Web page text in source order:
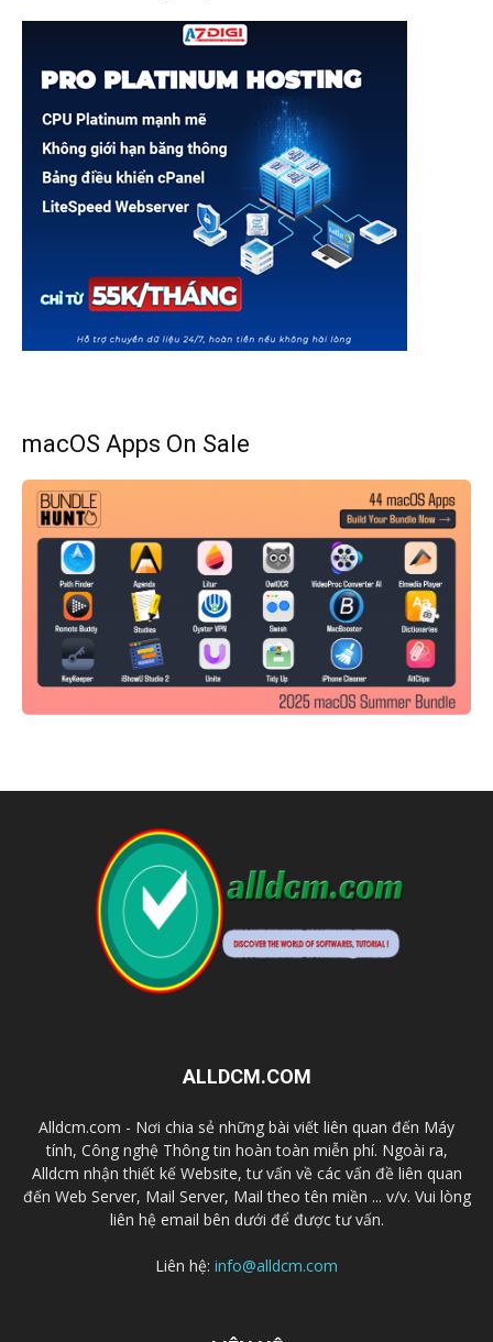
macOS Apps On Sale
ALLDCM.COM
Alldcm.com - Nơi chia sẻ những bài viết liên quan đến Máy
tính, Công nghệ Thông tin hoàn toàn miễn phí. Ngoài ra,
Alldcm nhận thiết kế Website, tư vấn về các vấn đề liên quan
đến Web Server, Mail Server, Mail theo tên miền ... v/v. Vui lòng
liên hệ email bên dưới để được tư vấn.
Liên hệ: info@alldcm.com